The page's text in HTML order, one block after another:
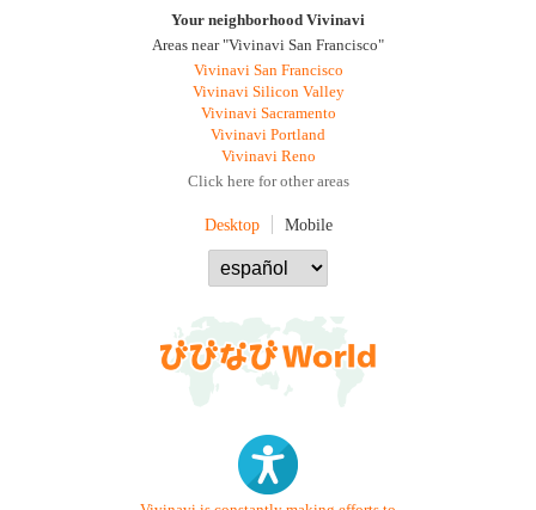
Your neighborhood Vivinavi
Areas near "Vivinavi San Francisco"
Vivinavi San Francisco
Vivinavi Silicon Valley
Vivinavi Sacramento
Vivinavi Portland
Vivinavi Reno
Click here for other areas
Desktop Mobile